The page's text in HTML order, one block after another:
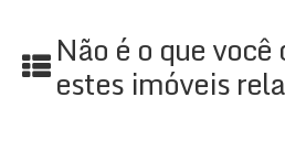
Não é o que
estes imóveis